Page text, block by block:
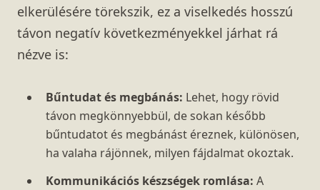
elkerülésére törekszik, ez a viselkedés hosszú
távon negatív következményekkel járhat rá
nézve is:
Bűntudat és megbánás: Lehet, hogy rövid
távon megkönnyebbül, de sokan később
bűntudatot és megbánást éreznek, különösen,
ha valaha rájönnek, milyen fájdalmat okoztak.
Kommunikációs készségek romlása: A